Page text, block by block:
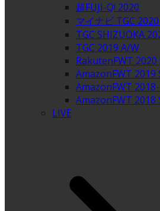
超FUJI-Q! 2020
マイナビ TGC
TGC SHIZUOKA
TGC 2019 A/W
RakutenFWT 2020
AmazonFWT 2019
AmazonFWT
AmazonFWT 2018
LIVE